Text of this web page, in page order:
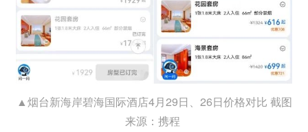
▲烟台新海岸碧海国际酒店4月29日、26日价格对比 截图
来源：携程